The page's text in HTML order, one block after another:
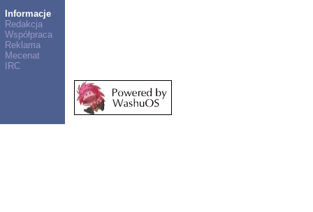
Informacje
Redakcja
Współpraca
Reklama
Mecenat
IRC